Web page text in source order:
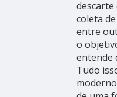
coleta
entre
o
entende
Tudo